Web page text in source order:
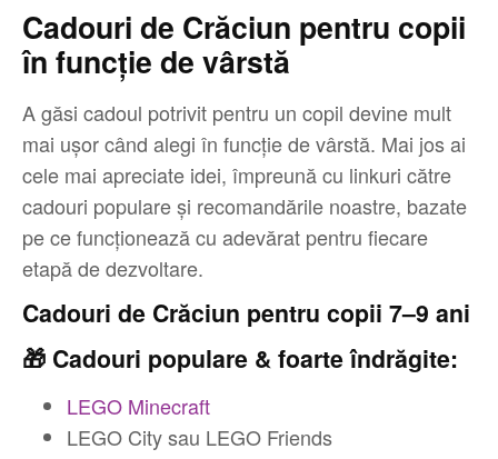
Cadouri de Crăciun pentru copii
în funcție de vârstă
A găsi cadoul potrivit pentru un copil devine mult
mai ușor când alegi în funcție de vârstă. Mai jos ai
cele mai apreciate idei, împreună cu linkuri către
cadouri populare și recomandările noastre, bazate
pe ce funcționează cu adevărat pentru fiecare
etapă de dezvoltare.
Cadouri de Crăciun pentru copii 7–9 ani
🎁 Cadouri populare & foarte îndrăgite:
LEGO Minecraft
LEGO City sau LEGO Friends